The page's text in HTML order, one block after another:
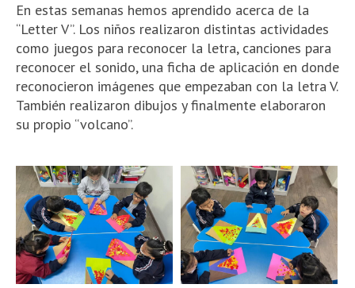
En estas semanas hemos aprendido acerca de la
“Letter V”. Los niños realizaron distintas actividades
como juegos para reconocer la letra, canciones para
reconocer el sonido, una ficha de aplicación en donde
reconocieron imágenes que empezaban con la letra V.
También realizaron dibujos y finalmente elaboraron
su propio “volcano”.